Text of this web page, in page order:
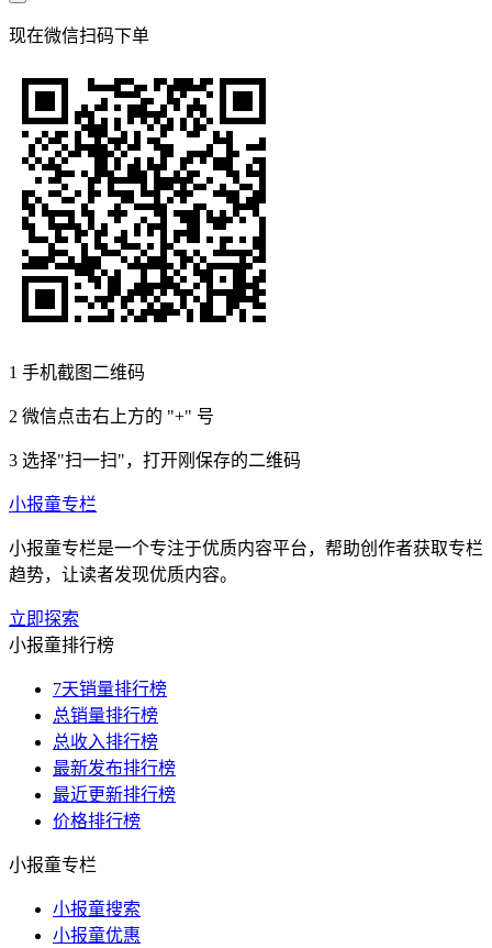
现在微信扫码下单
1 手机截图二维码
2 微信点击右上方的 "+" 号
3 选择"扫一扫"，打开刚保存的二维码
小报童专栏
小报童专栏是一个专注于优质内容平台，帮助创作者获取专栏
趋势，让读者发现优质内容。
立即探索
小报童排行榜
7天销量排行榜
总销量排行榜
总收入排行榜
最新发布排行榜
最近更新排行榜
价格排行榜
小报童专栏
小报童搜索
小报童优惠